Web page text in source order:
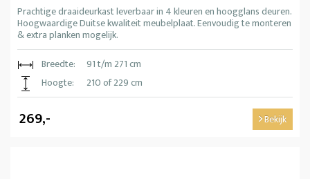
Prachtige draaideurkast leverbaar in 4 kleuren en hoogglans deuren.
Hoogwaardige Duitse kwaliteit meubelplaat. Eenvoudig te monteren
& extra planken mogelijk.
Breedte:
91 t/m 271 cm
Hoogte:
210 of 229 cm
269,- Bekijk